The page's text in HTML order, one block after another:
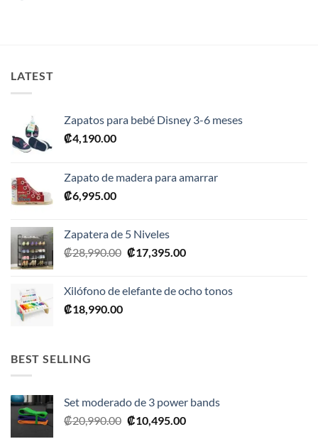
LATEST
Zapatos para bebé Disney 3-6 meses
₡4,190.00
Zapato de madera para amarrar
₡6,995.00
Zapatera de 5 Niveles
₡28,990.00 El
era:
₡17,395.00El
es:
Xilófono de elefante de ocho tonos
₡18,990.00
BEST SELLING
Set moderado de 3 power bands
₡20,990.00 El
₡10,495.00El